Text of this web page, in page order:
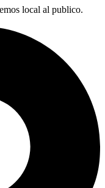
local al publico.